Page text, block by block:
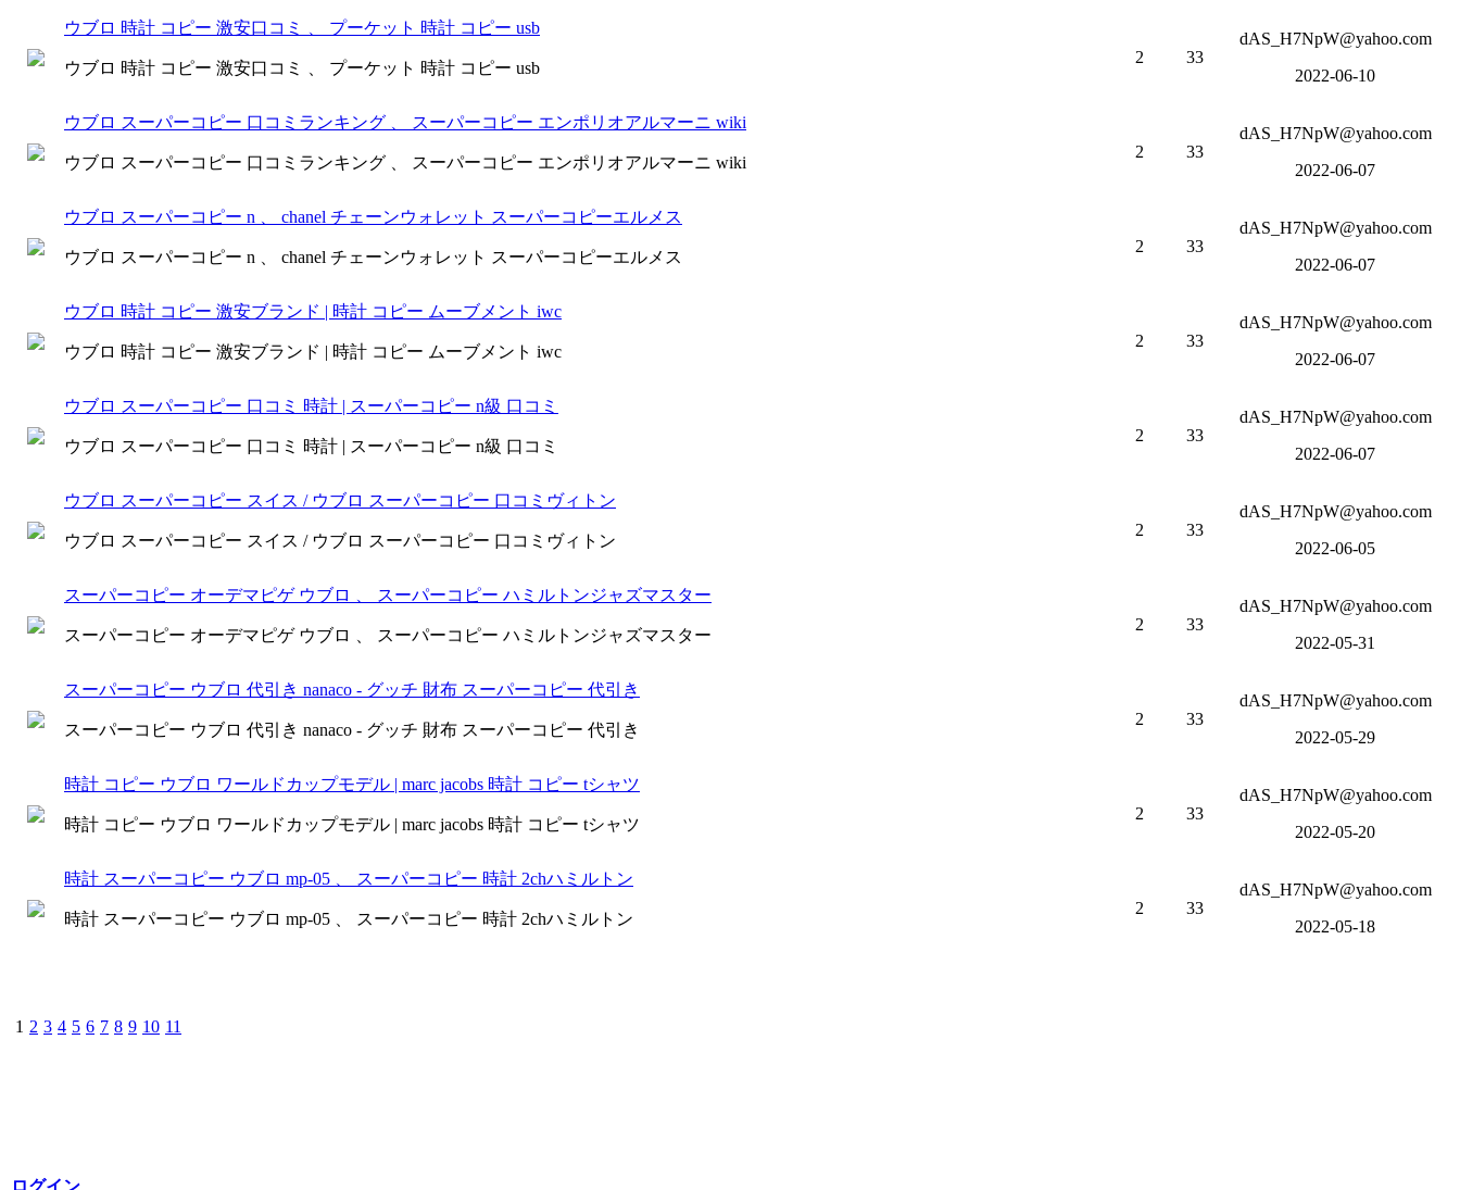
ウブロ 時計 コピー 激安口コミ 、 プーケット 時計 コピー usb
ウブロ 時計 コピー 激安口コミ 、 プーケット 時計 コピー usb
2 33
dAS_H7NpW@yahoo.com
2022-06-10
ウブロ スーパーコピー 口コミランキング 、 スーパーコピー エンポリオアルマーニ wiki
ウブロ スーパーコピー 口コミランキング 、 スーパーコピー エンポリオアルマーニ wiki
2 33
dAS_H7NpW@yahoo.com
2022-06-07
ウブロ スーパーコピー n 、 chanel チェーンウォレット スーパーコピーエルメス
ウブロ スーパーコピー n 、 chanel チェーンウォレット スーパーコピーエルメス
2 33
dAS_H7NpW@yahoo.com
2022-06-07
ウブロ 時計 コピー 激安ブランド | 時計 コピー ムーブメント iwc
ウブロ 時計 コピー 激安ブランド | 時計 コピー ムーブメント iwc
2 33
dAS_H7NpW@yahoo.com
2022-06-07
ウブロ スーパーコピー 口コミ 時計 | スーパーコピー n級 口コミ
ウブロ スーパーコピー 口コミ 時計 | スーパーコピー n級 口コミ
2 33
dAS_H7NpW@yahoo.com
2022-06-07
ウブロ スーパーコピー スイス / ウブロ スーパーコピー 口コミヴィトン
ウブロ スーパーコピー スイス / ウブロ スーパーコピー 口コミヴィトン
2 33
dAS_H7NpW@yahoo.com
2022-06-05
スーパーコピー オーデマピゲ ウブロ 、 スーパーコピー ハミルトンジャズマスター
スーパーコピー オーデマピゲ ウブロ 、 スーパーコピー ハミルトンジャズマスター
2 33
dAS_H7NpW@yahoo.com
2022-05-31
スーパーコピー ウブロ 代引き nanaco - グッチ 財布 スーパーコピー 代引き
スーパーコピー ウブロ 代引き nanaco - グッチ 財布 スーパーコピー 代引き
2 33
dAS_H7NpW@yahoo.com
2022-05-29
時計 コピー ウブロ ワールドカップモデル | marc jacobs 時計 コピー tシャツ
時計 コピー ウブロ ワールドカップモデル | marc jacobs 時計 コピー tシャツ
2 33
dAS_H7NpW@yahoo.com
2022-05-20
時計 スーパーコピー ウブロ mp-05 、 スーパーコピー 時計 2chハミルトン
時計 スーパーコピー ウブロ mp-05 、 スーパーコピー 時計 2chハミルトン
2 33
dAS_H7NpW@yahoo.com
2022-05-18
1 2 3 4 5 6 7 8 9 10 11